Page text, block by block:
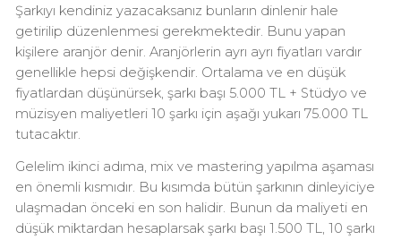
Şarkıyı kendiniz yazacaksanız bunların dinlenir hale
getirilip düzenlenmesi gerekmektedir. Bunu yapan
kişilere aranjör denir. Aranjörlerin ayrı ayrı fiyatları vardır
genellikle hepsi değişkendir. Ortalama ve en düşük
fiyatlardan düşünürsek, şarkı başı 5.000 TL + Stüdyo ve
müzisyen maliyetleri 10 şarkı için aşağı yukarı 75.000 TL
tutacaktır.
Gelelim ikinci adıma, mix ve mastering yapılma aşaması
en önemli kısmıdır. Bu kısımda bütün şarkının dinleyiciye
ulaşmadan önceki en son halidir. Bunun da maliyeti en
düşük miktardan hesaplarsak şarkı başı 1.500 TL, 10 şarkı